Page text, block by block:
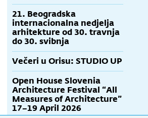
21. Beogradska
internacionalna nedjelja
arhitekture od 30. travnja
do 30. svibnja
Večeri u Orisu: STUDIO UP
Open House Slovenia
Architecture Festival “All
Measures of Architecture”
17–19 April 2026